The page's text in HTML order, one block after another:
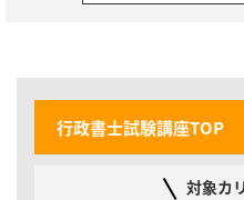
行政書士試験講座TOP
対象カ